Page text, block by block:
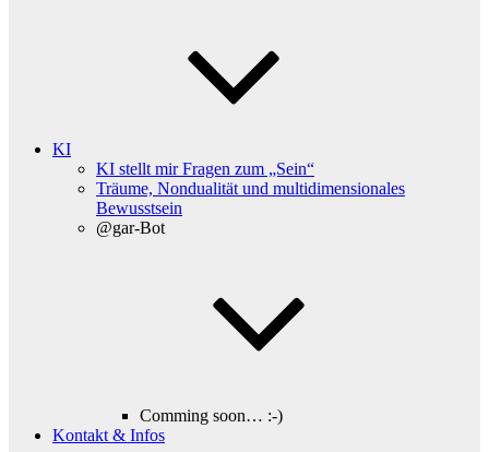
KI
KI stellt mir Fragen zum „Sein“
Träume, Nondualität und multidimensionales
Bewusstsein
@gar-Bot
Comming soon… :-)
Kontakt & Infos